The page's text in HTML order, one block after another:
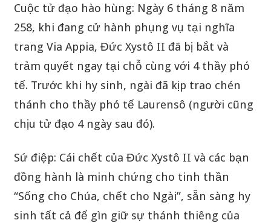
Cuộc tử đạo hào hùng: Ngày 6 tháng 8 năm
258, khi đang cử hành phụng vụ tại nghĩa
trang Via Appia, Đức Xystô II đã bị bắt và
trảm quyết ngay tại chỗ cùng với 4 thầy phó
tế. Trước khi hy sinh, ngài đã kịp trao chén
thánh cho thầy phó tế Laurensô (người cũng
chịu tử đạo 4 ngày sau đó).
Sứ điệp: Cái chết của Đức Xystô II và các bạn
đồng hành là minh chứng cho tinh thần
“Sống cho Chúa, chết cho Ngài”, sẵn sàng hy
sinh tất cả để gìn giữ sự thánh thiêng của